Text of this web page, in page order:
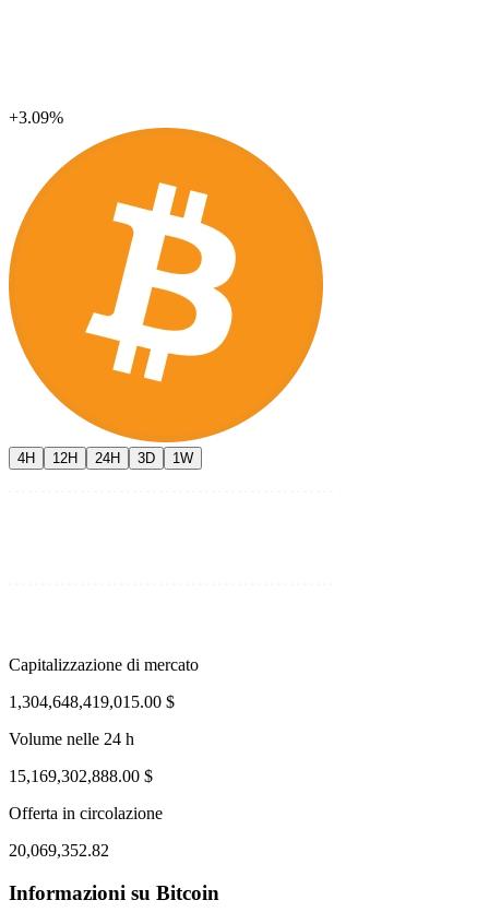
+3.09%
4H 12H 24H 3D 1W
1, 02:18 PM
Capitalizzazione di mercato
1,304,648,419,015.00 $
Volume nelle 24 h
15,169,302,888.00 $
Offerta in circolazione
20,069,352.82
Informazioni su Bitcoin